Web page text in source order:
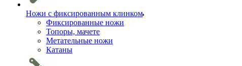
Ножи с фиксированным клинком
Фиксированные ножи
Топоры, мачете
Метательные ножи
Катаны